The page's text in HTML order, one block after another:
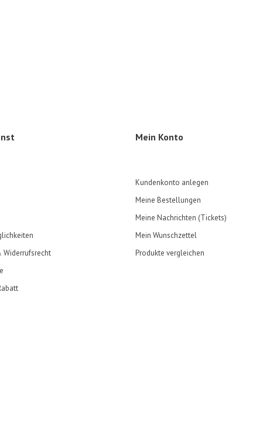
Widerrufsrecht
Mein Konto
Kundenkonto anlegen
Meine Bestellungen
Meine Nachrichten (Tickets)
Mein Wunschzettel
Produkte vergleichen